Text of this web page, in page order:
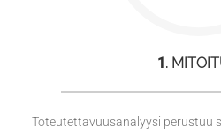
1.
Toteutettavuusanalyysi perustuu